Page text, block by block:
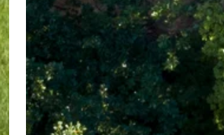
Immobilienwissen
Via Link